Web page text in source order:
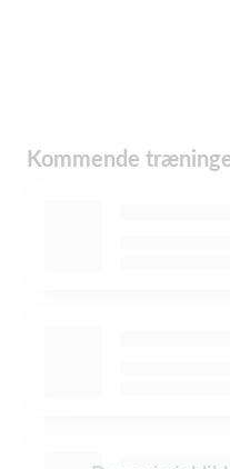
Kommende